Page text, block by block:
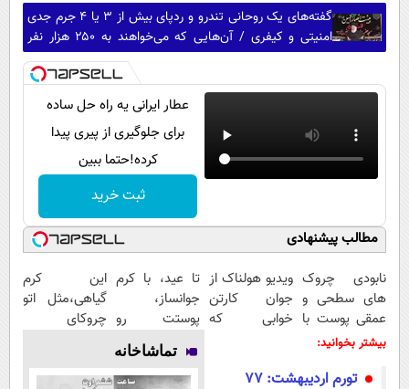
گفته‌های یک روحانی تندرو و ردپای بیش از ۳ یا ۴ جرم جدی
امنیتی و کیفری / آن‌هایی که می‌خواهند به ۲۵۰ هزار نفر
بپیوندند بدانند ...
عطار ایرانی یه راه حل ساده
برای جلوگیری از پیری پیدا
کرده!حتما ببین
ثبت خرید
مطالب پیشنهادی
نابودی چروک
های سطحی و
عمقی پوست با
کرم
ویدیو هولناک از
جوان کارتن
خوابی که
تا عید، با کرم
جوانساز،
پوستت رو
بساز(خرید با
تخفیف ویژه)
این کرم
گیاهی،مثل اتو
چروکای
بیشتر بخوانید:
تورم اردیبهشت: ۷۷
تماشاخانه